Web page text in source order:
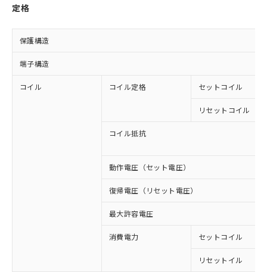
定格
保護構造
端子構造
コイル コイル定格 セットコイル
リセットコイル
コイル抵抗
動作電圧（セット電圧）
復帰電圧（リセット電圧）
最大許容電圧
消費電力 セットコイル
リセットイル